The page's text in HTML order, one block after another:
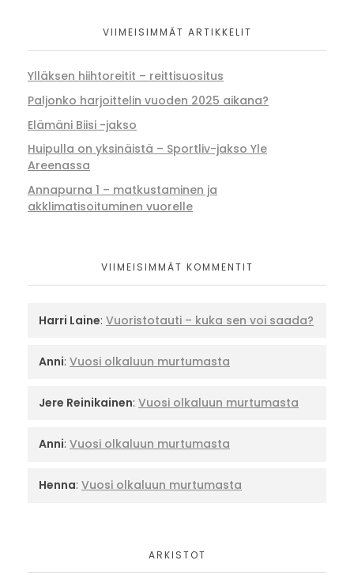
VIIMEISIMMÄT ARTIKKELIT
Ylläksen hiihtoreitit – reittisuositus
Paljonko harjoittelin vuoden 2025 aikana?
Elämäni Biisi -jakso
Huipulla on yksinäistä – Sportliv-jakso Yle
Areenassa
Annapurna 1 – matkustaminen ja
akklimatisoituminen vuorelle
VIIMEISIMMÄT KOMMENTIT
Harri Laine: Vuoristotauti – kuka sen voi saada?
Anni: Vuosi olkaluun murtumasta
Jere Reinikainen: Vuosi olkaluun murtumasta
Anni: Vuosi olkaluun murtumasta
Henna: Vuosi olkaluun murtumasta
ARKISTOT